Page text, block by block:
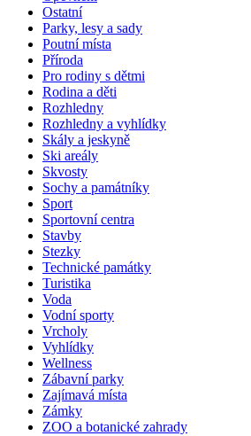
Ostatní
Parky, lesy a sady
Poutní místa
Příroda
Pro rodiny s dětmi
Rodina a děti
Rozhledny
Rozhledny a vyhlídky
Skály a jeskyně
Ski areály
Skvosty
Sochy a památníky
Sport
Sportovní centra
Stavby
Stezky
Technické památky
Turistika
Voda
Vodní sporty
Vrcholy
Vyhlídky
Wellness
Zábavní parky
Zajímavá místa
Zámky
ZOO a botanické zahrady